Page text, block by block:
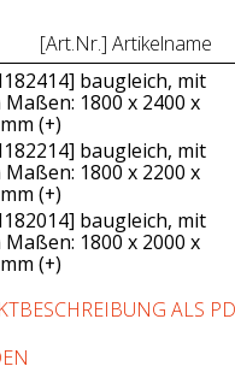
[Art.Nr.] Artikelname
baugleich, mit
Maßen: 1800 x 2400 x
(+)
baugleich, mit
Maßen: 1800 x 2200 x
(+)
baugleich, mit
Maßen: 1800 x 2000 x
(+)
ALS